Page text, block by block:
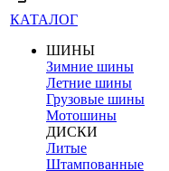
КАТАЛОГ
ШИНЫ
Зимние шины
Летние шины
Грузовые шины
Мотошины
ДИСКИ
Литые
Штампованные